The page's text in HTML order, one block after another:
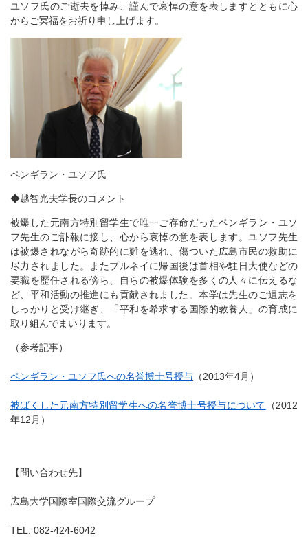
ユソフ氏のご逝去を悼み、謹んで哀悼の意を表しますとともに心
からご冥福をお祈り申し上げます。
ペンギラン・ユソフ氏
◆越智光夫学長のコメント
被爆した元南方特別留学生で唯一ご存命だったペンギラン・ユソ
フ先生のご訃報に接し、心から哀悼の意を表します。ユソフ先生
は被爆されながら奇跡的に難を逃れ、傷ついた広島市民の救助に
尽力されました。またブルネイに帰国後は首相や駐日大使などの
要職を歴任される傍ら、自らの被爆体験を多くの人々に伝えるな
ど、平和活動の推進にも貢献されました。本学は先生のご遺志を
しっかりと受け継ぎ、「平和を希求する国際的教養人」の育成に
取り組んでまいります。
（参考記事）
ペンギラン・ユソフ氏への名誉博士号授与 （2013年4月）
被ばくした元南方特別留学生への名誉博士号授与について
（2012
年12月）
【問い合わせ先】
広島大学国際室国際交流グループ
TEL: 082-424-6042